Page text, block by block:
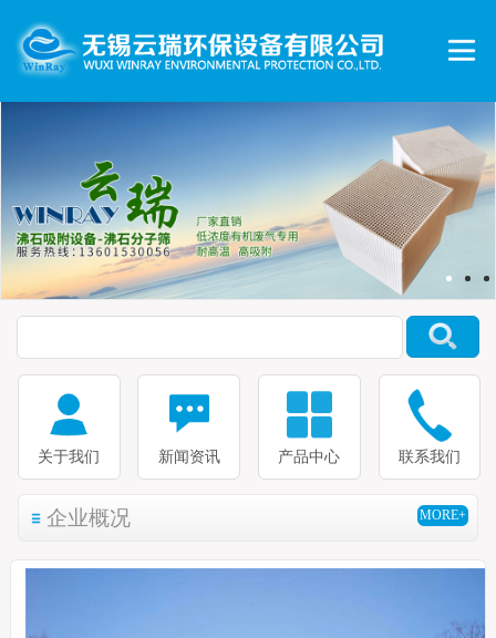
关于我们 新闻资讯 产品中心 联系我们
企业概况 MORE+